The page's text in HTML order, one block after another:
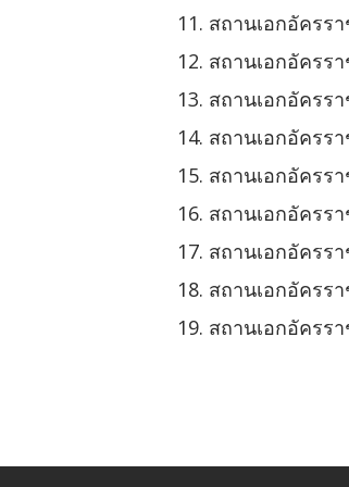
สถานเอกอัครร
สถานเอกอัครร
สถานเอกอัครร
สถานเอกอัครร
สถานเอกอัครร
สถานเอกอัครร
สถานเอกอัครร
สถานเอกอัครร
สถานเอกอัครร